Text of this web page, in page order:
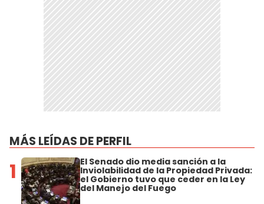
MÁS LEÍDAS DE PERFIL
1 El Senado dio media sanción a la
Inviolabilidad de la Propiedad Privada:
el Gobierno tuvo que ceder en la Ley
del Manejo del Fuego